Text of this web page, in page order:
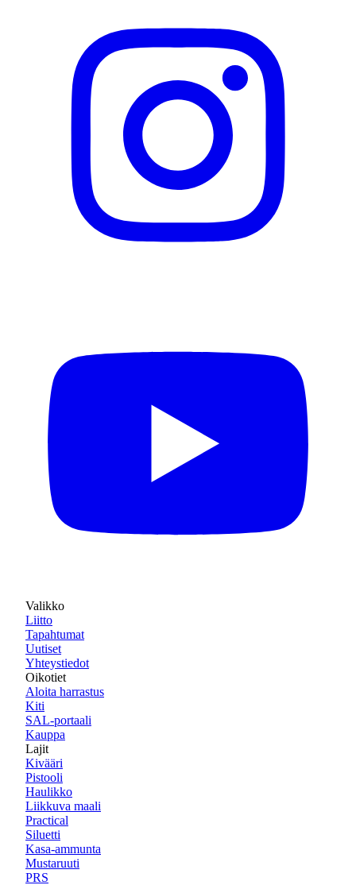
Valikko
Liitto
Tapahtumat
Uutiset
Yhteystiedot
Oikotiet
Aloita harrastus
Kiti
SAL-portaali
Kauppa
Lajit
Kivääri
Pistooli
Haulikko
Liikkuva maali
Practical
Siluetti
Kasa-ammunta
Mustaruuti
PRS